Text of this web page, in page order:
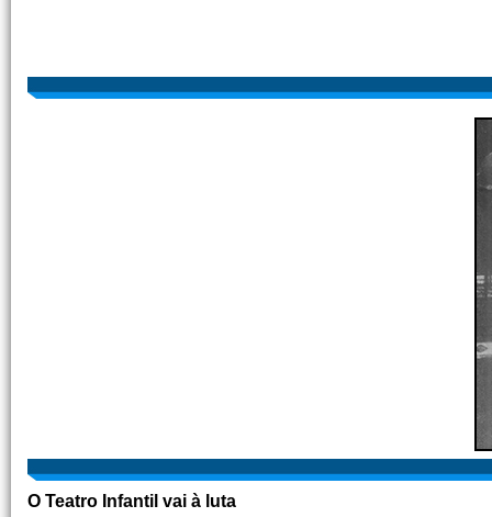
O Teatro Infantil vai à luta